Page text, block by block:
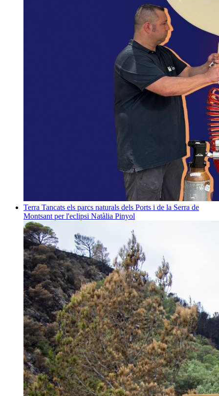
Terra Tancats els parcs naturals dels Ports i de la Serra de
Montsant per l'eclipsi Natàlia Pinyol